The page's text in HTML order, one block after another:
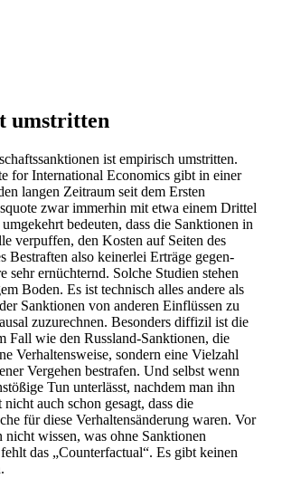
umstritten
ist empirisch umstritten.
for Inter­na­tional Economics gibt in einer
langen Zeitraum seit dem Ersten
zwar immerhin mit etwa einem Drittel
bedeuten, dass die Sanktionen in
verpuffen, den Kosten auf Seiten des
Bestraften also keinerlei Erträge gegen­
sehr ernüch­ternd. Solche Studien stehen
Boden. Es ist technisch alles andere als
Sanktionen von anderen Einflüssen zu
zuzurechnen. Besonders diffizil ist die
Fall wie den Russland-Sanktionen, die
Verhal­tens­weise, sondern eine Vielzahl
Vergehen bestrafen. Und selbst wenn
Tun unter­lässt, nachdem man ihn
auch schon gesagt, dass die
für diese Verhal­tens­än­derung waren. Vor
nicht wissen, was ohne Sanktionen
das „Counter­factual“. Es gibt keinen